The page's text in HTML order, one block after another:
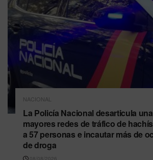
NACIONAL
La Policía Nacional desarticula
mayores redes de tráfico de
a 57 personas e incautar más de
de droga
08/08/2026